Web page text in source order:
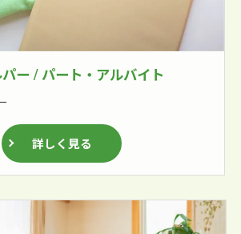
ー / パート・アルバイト
詳しく見る